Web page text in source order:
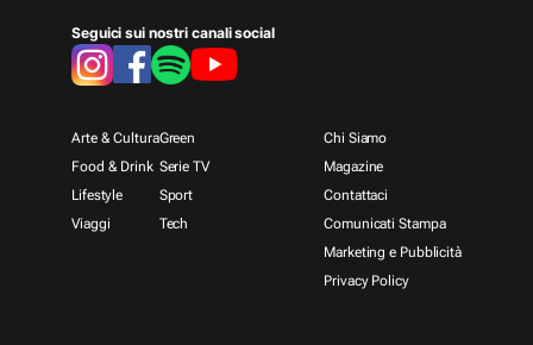
Seguici sui nostri canali social
Arte & Cultura
Food & Drink
Lifestyle
Viaggi
Green
Serie TV
Sport
Tech
Chi Siamo
Magazine
Contattaci
Comunicati Stampa
Marketing e Pubblicità
Privacy Policy